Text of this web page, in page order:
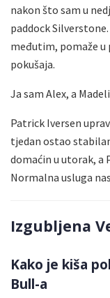
nakon što sam u
paddock
međutim, pomaže u
pokušaja.
Ja sam Alex, a
Patrick Iversen
tjedan ostao
domaćin u utorak, a
Normalna usluga
Izgubljena
Kako je kiša
Bull-a